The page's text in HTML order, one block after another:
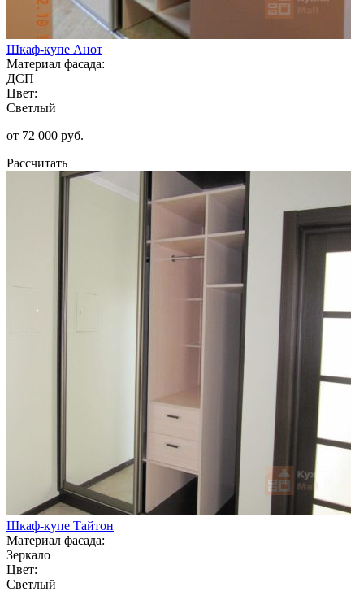
Шкаф-купе Анот
Материал фасада:
ДСП
Цвет:
Светлый
от 72 000 руб.
Рассчитать
Шкаф-купе Тайтон
Материал фасада:
Зеркало
Цвет:
Светлый